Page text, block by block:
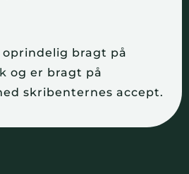
bragt på
og er bragt på
skribenternes accept.